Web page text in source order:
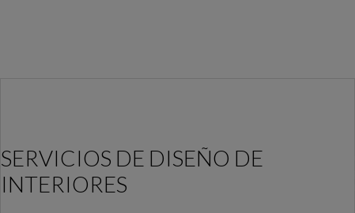
SERVICIOS DE DISEÑO DE
INTERIORES